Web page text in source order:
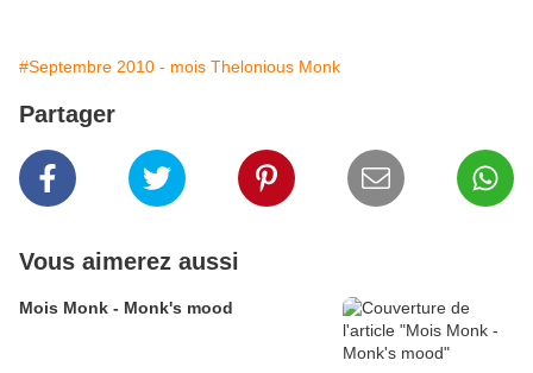
#Septembre 2010 - mois Thelonious Monk
Partager
Vous aimerez aussi
Mois Monk - Monk's mood